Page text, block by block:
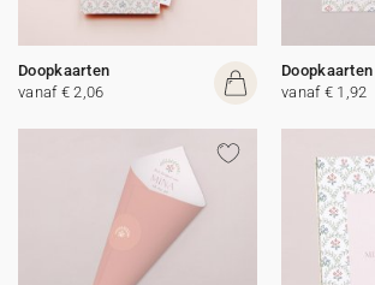
Doopkaarten
vanaf € 2,06
Doopkaarten
vanaf € 1,92